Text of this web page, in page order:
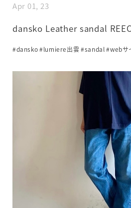
Apr 01, 23
dansko Leather sandal
#dansko#lumiere出雲#sandal#webサ